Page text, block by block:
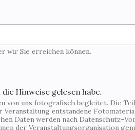
wir Sie erreichen können.
Hinweise gelesen habe.
von uns fotografisch begleitet. Die
Veranstaltung entstandene
Daten werden nach Datenschutz-
der Veranstaltungsorganisation